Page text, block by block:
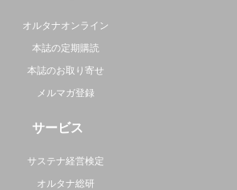
オルタナオンライン
本誌の定期購読
本誌のお取り寄せ
メルマガ登録
サービス
サステナ経営検定
オルタナ総研